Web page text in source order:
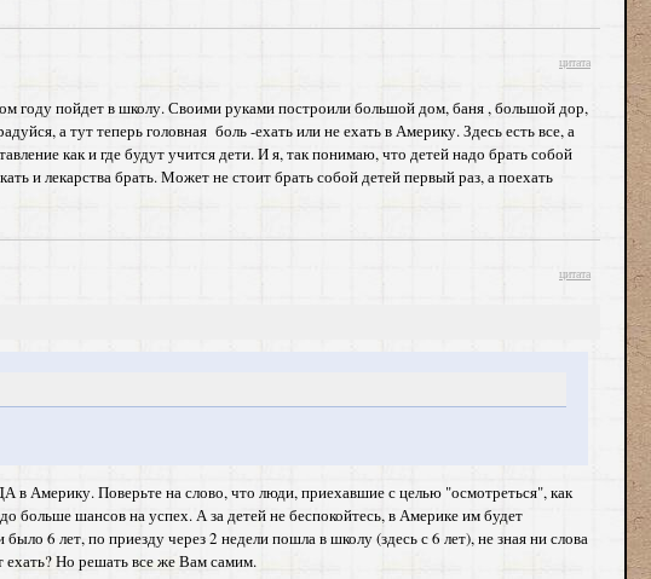
цитата
году пойдет в школу. Своими руками построили большой дом, баня , большой дор,
а тут теперь головная боль -ехать или не ехать в Америку. Здесь есть все, а
как и где будут учится дети. И я, так понимаю, что детей надо брать собой
и лекарства брать. Может не стоит брать собой детей первый раз, а поехать
цитата
Америку. Поверьте на слово, что люди, приехавшие с целью "осмотреться", как
шансов на успех. А за детей не беспокойтесь, в Америке им будет
6 лет, по приезду через 2 недели пошла в школу (здесь с 6 лет), не зная ни слова
ехать? Но решать все же Вам самим.